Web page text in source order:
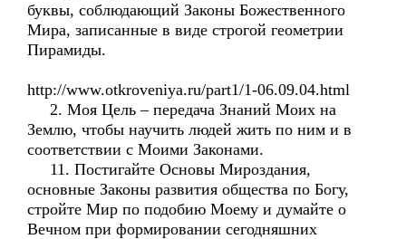
буквы, соблюдающий Законы Божественного
Мира, записанные в виде строгой геометрии
Пирамиды.
http://www.otkroveniya.ru/part1/1-06.09.04.html
2. Моя Цель – передача Знаний Моих на
Землю, чтобы научить людей жить по ним и в
соответствии с Моими Законами.
11. Постигайте Основы Мироздания,
основные Законы развития общества по Богу,
стройте Мир по подобию Моему и думайте о
Вечном при формировании сегодняшних